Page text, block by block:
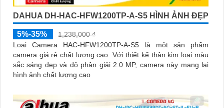
DAHUA DH-HAC-HFW1200TP-A-S5 HÌNH ẢNH ĐẸP
5%-35%
1,238,000 ₫
Loại Camera HAC-HFW1200TP-A-S5 là một sản phẩm
camera giá rẻ chất lượng cao. Với thiết kế thân kim loại màu
sắc sáng đẹp và độ phân giải 2.0 MP, camera này mang lại
hình ảnh chất lượng cao